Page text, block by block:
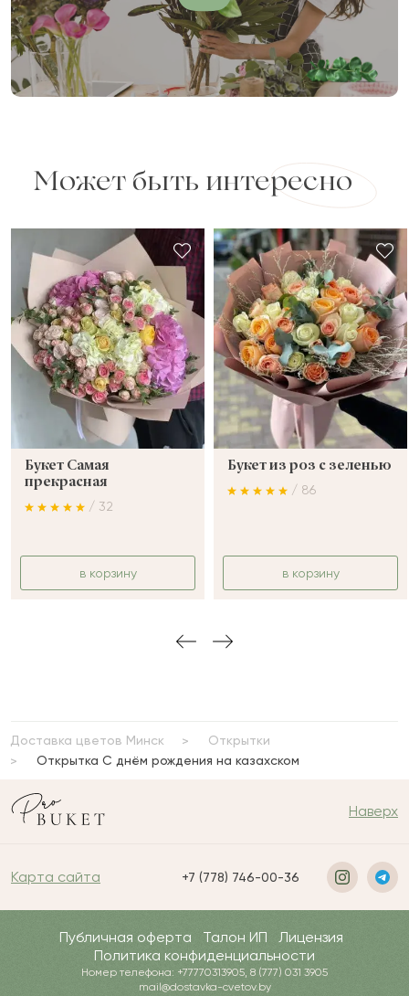
Может быть интересно
Букет Самая
прекрасная
/ 32
в корзину
Букет из роз с зеленью
/ 86
в корзину
Доставка цветов Минск
Открытки
Открытка С днём рождения на казахском
Наверх
Карта сайта +7 (778) 746-00-36
Публичная оферта Талон ИП
Лицензия
Политика конфиденциальности
Номер телефона: +77770313905, 8 (777) 031 3905
mail@dostavka-cvetov.by